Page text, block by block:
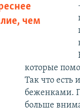
чем
которые
Так что
беженками.
больше